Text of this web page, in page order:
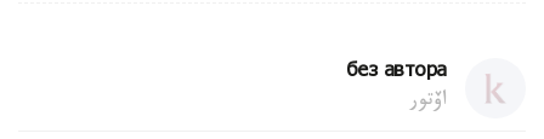
без автора
اۆتور